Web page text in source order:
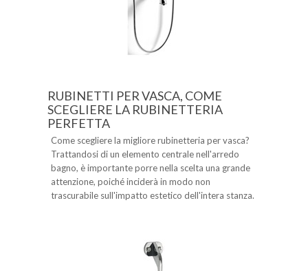
RUBINETTI PER VASCA, COME
SCEGLIERE LA RUBINETTERIA
PERFETTA
Come scegliere la migliore rubinetteria per vasca?
Trattandosi di un elemento centrale nell'arredo
bagno, è importante porre nella scelta una grande
attenzione, poiché inciderà in modo non
trascurabile sull'impatto estetico dell'intera stanza.